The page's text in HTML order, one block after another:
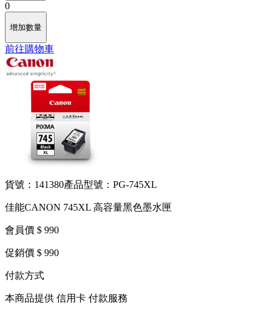
0
增加數量
前往購物車
貨號：141380產品型號：PG-745XL
佳能CANON 745XL 高容量黑色墨水匣
會員價 $ 990
促銷價 $ 990
付款方式
本商品提供 信用卡 付款服務